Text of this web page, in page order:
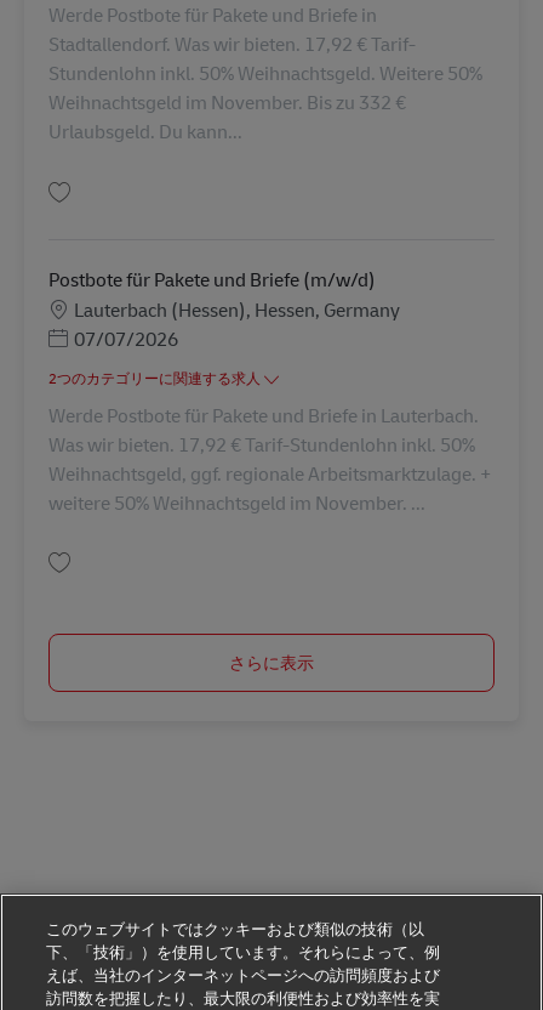
Werde Postbote für Pakete und Briefe in
Stadtallendorf. Was wir bieten. 17,92 € Tarif-
Stundenlohn inkl. 50% Weihnachtsgeld. Weitere 50%
Weihnachtsgeld im November. Bis zu 332 €
Urlaubsgeld. Du kann...
Postbote für Pakete und Briefe (m/w/d)
勤務地
Lauterbach (Hessen), Hessen, Germany
Posted Date
07/07/2026
2つのカテゴリーに関連する求人
Werde Postbote für Pakete und Briefe in Lauterbach.
Was wir bieten. 17,92 € Tarif-Stundenlohn inkl. 50%
Weihnachtsgeld, ggf. regionale Arbeitsmarktzulage. +
weitere 50% Weihnachtsgeld im November. ...
さらに表示
このウェブサイトではクッキーおよび類似の技術（以
下、「技術」）を使用しています。それらによって、例
えば、当社のインターネットページへの訪問頻度および
訪問数を把握したり、最大限の利便性および効率性を実